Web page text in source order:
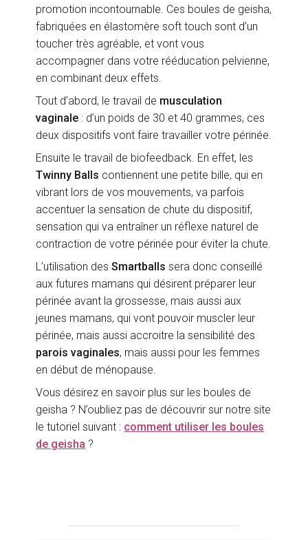
promotion incontournable. Ces boules de geisha,
fabriquées en élastomère soft touch sont d’un
toucher très agréable, et vont vous
accompagner dans votre rééducation pelvienne,
en combinant deux effets.
Tout d’abord, le travail de musculation
vaginale : d’un poids de 30 et 40 grammes, ces
deux dispositifs vont faire travailler votre périnée.
Ensuite le travail de biofeedback. En effet, les
Twinny Balls contiennent une petite bille, qui en
vibrant lors de vos mouvements, va parfois
accentuer la sensation de chute du dispositif,
sensation qui va entraîner un réflexe naturel de
contraction de votre périnée pour éviter la chute.
L’utilisation desSmartballs sera donc conseillé
aux futures mamans qui désirent préparer leur
périnée avant la grossesse, mais aussi aux
jeunes mamans, qui vont pouvoir muscler leur
périnée, mais aussi accroitre la sensibilité des
parois vaginales, mais aussi pour les femmes
en début de ménopause.
Vous désirez en savoir plus sur les boules de
geisha ? N’oubliez pas de découvrir sur notre site
le tutoriel suivant : comment utiliser les boules
de geisha ?